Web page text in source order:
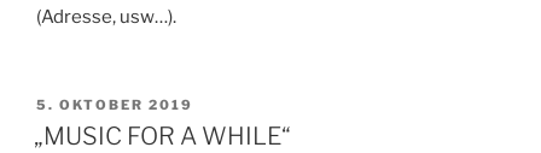
(Adresse, usw…).
VERÖFFENTLICHT
AM
5. OKTOBER 2019
„MUSIC FOR A WHILE“